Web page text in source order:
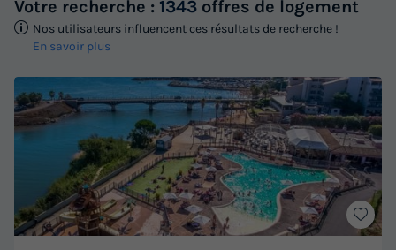
Votre recherche : 1343 offres de logement
Nos utilisateurs influencent ces résultats de recherche !
En savoir plus